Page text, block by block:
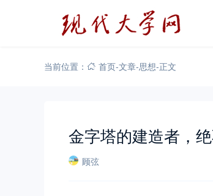
当前位置： 首页-文章-思想-正文
金字塔的建造者，
顾弦